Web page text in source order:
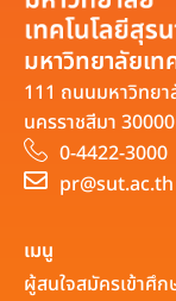
มหาวิทยาลัยเท
111 ถนนมหาวิทยา
นครราชสีมา 30000
0-4422-3000
pr@sut.ac.th
เมนู
ผู้สนใจสมัครเข้าศึก